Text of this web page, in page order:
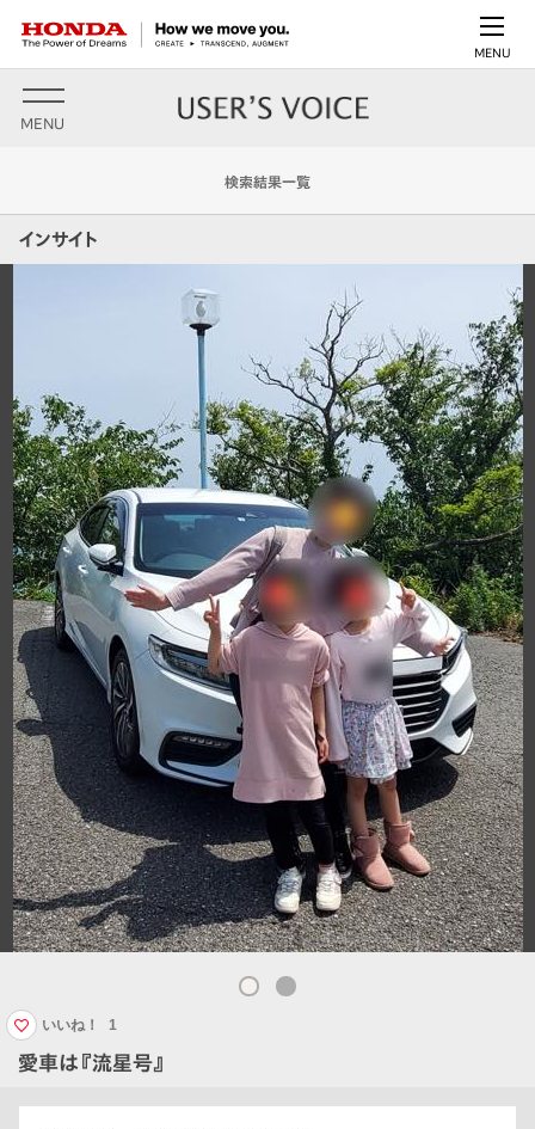
MENU
MENU
検索結果一覧
インサイト
愛車は『流星号』
いいね！ 1